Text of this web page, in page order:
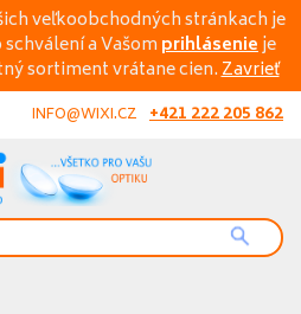
veľkoobchodných stránkach je
schválení a Vašom prihlásenieje
sortiment vrátane cien.Zavrieť
INFO@WIXI.CZ +421 222 205 862